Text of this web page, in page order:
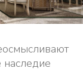
наследие